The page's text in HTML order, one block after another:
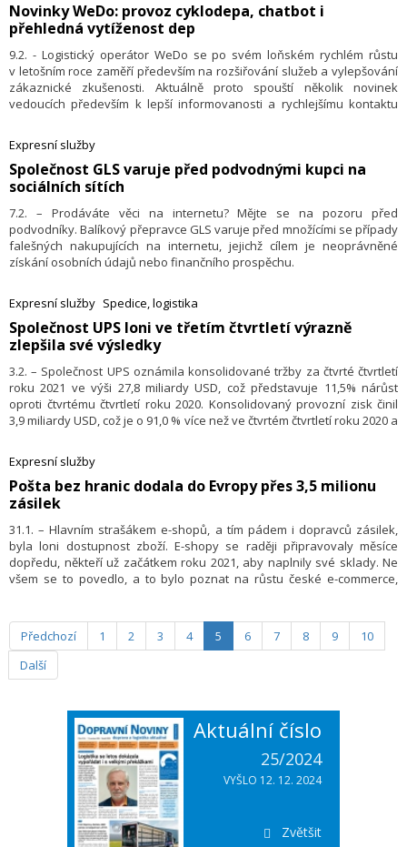
Novinky WeDo: provoz cyklodepa, chatbot i
přehledná vytíženost dep
9.2. - Logistický operátor WeDo se po svém loňském rychlém růstu
v letošním roce zaměří především na rozšiřování služeb a vylepšování
zákaznické zkušenosti. Aktuálně proto spouští několik novinek
vedoucích především k lepší informovanosti a rychlejšímu kontaktu
v Ostředku u D1.
Expresní služby
​Společnost GLS varuje před podvodnými kupci na
sociálních sítích
7.2. – Prodáváte věci na internetu? Mějte se na pozoru před
podvodníky. Balíkový přepravce GLS varuje před množícími se případy
falešných nakupujících na internetu, jejichž cílem je neoprávněné
získání osobních údajů nebo finančního prospěchu.
Expresní služby Spedice, logistika
​Společnost UPS loni ve třetím čtvrtletí výrazně
zlepšila své výsledky
3.2. – Společnost UPS oznámila konsolidované tržby za čtvrté čtvrtletí
roku 2021 ve výši 27,8 miliardy USD, což představuje 11,5% nárůst
oproti čtvrtému čtvrtletí roku 2020. Konsolidovaný provozní zisk činil
3,9 miliardy USD, což je o 91,0 % více než ve čtvrtém čtvrtletí roku 2020 a
čtvrtletí 3,52 USD; upravený zředěný zisk na akcii byl o 35,0 % vyšší než
ve stejném období roku 2020.
Expresní služby
​Pošta bez hranic dodala do Evropy přes 3,5 milionu
zásilek
31.1. – Hlavním strašákem e-shopů, a tím pádem i dopravců zásilek,
byla loni dostupnost zboží. E-shopy se raději připravovaly měsíce
dopředu, někteří už začátkem roku 2021, aby naplnily své sklady. Ne
všem se to povedlo, a to bylo poznat na růstu české e-commerce,
stanovených cílů. Do procesu zpracovávání zásilek se zapojili
i zaměstnanci z kanceláří. Díky týmové spolupráci celé firmy se
podařilo splnit termíny všech dopravních partnerů a dodat zásilky
do Vánoc.
Předchozí 1 2 3 4 5 6 7 8 9
10
Další
Aktuální číslo
25/2024
VYŠLO 12. 12. 2024
Zvětšit